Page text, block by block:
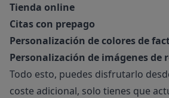
Tienda online
Citas con prepago
Personalización de colores de
Personalización de imágenes de
Todo esto, puedes disfrutarlo
coste adicional, solo tienes que